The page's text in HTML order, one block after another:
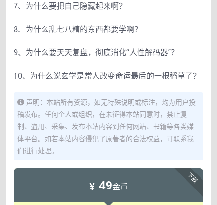
7、为什么要把自己隐藏起来啊？
8、为什么乱七八糟的东西都要学啊？
9、为什么要天天复盘，彻底消化“人性解码器”？
10、为什么说玄学是常人改变命运最后的一根稻草了？
声明：本站所有资源，如无特殊说明或标注，均为用户投
稿发布。任何个人或组织，在未征得本站同意时，禁止复
制、盗用、采集、发布本站内容到任何网站、书籍等各类媒
体平台。如若本站内容侵犯了原著者的合法权益，可联系我
们进行处理。
下载
49金币